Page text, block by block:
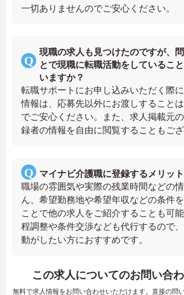
一切ありませんのでご安心ください。
現職の求人も見つけたのですが、
とで現職に転職活動をしているこ
いますか？
転職サポートにお申し込みいただく際
情報は、応募先以外にお渡しすること
でご安心ください。また、求人掲載元
録者の情報を自由に閲覧することもござ
マイナビ介護職に登録するメリッ
職場の雰囲気や実際の残業時間などの
ん、希望勤務地や希望年収などの条件
ことで他の求人をご紹介することも可
程調整や条件交渉なども代行するので
動がしたい方におすすめです。
この求人についてのお問い合
無料で求人情報をお問い合わせいただけます。直接の問